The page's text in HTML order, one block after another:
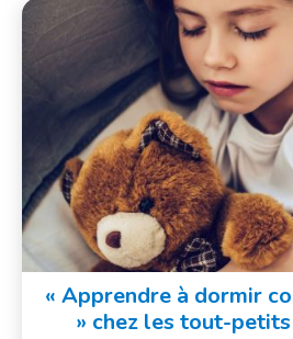
« Apprendre à dormir
» chez les tout-petits